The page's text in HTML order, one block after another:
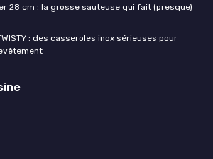
28 cm : la grosse sauteuse qui fait (presque)
: des casseroles inox sérieuses pour